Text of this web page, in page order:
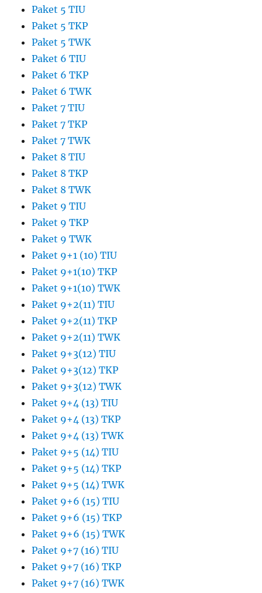
Paket 5 TIU
Paket 5 TKP
Paket 5 TWK
Paket 6 TIU
Paket 6 TKP
Paket 6 TWK
Paket 7 TIU
Paket 7 TKP
Paket 7 TWK
Paket 8 TIU
Paket 8 TKP
Paket 8 TWK
Paket 9 TIU
Paket 9 TKP
Paket 9 TWK
Paket 9+1 (10) TIU
Paket 9+1(10) TKP
Paket 9+1(10) TWK
Paket 9+2(11) TIU
Paket 9+2(11) TKP
Paket 9+2(11) TWK
Paket 9+3(12) TIU
Paket 9+3(12) TKP
Paket 9+3(12) TWK
Paket 9+4 (13) TIU
Paket 9+4 (13) TKP
Paket 9+4 (13) TWK
Paket 9+5 (14) TIU
Paket 9+5 (14) TKP
Paket 9+5 (14) TWK
Paket 9+6 (15) TIU
Paket 9+6 (15) TKP
Paket 9+6 (15) TWK
Paket 9+7 (16) TIU
Paket 9+7 (16) TKP
Paket 9+7 (16) TWK